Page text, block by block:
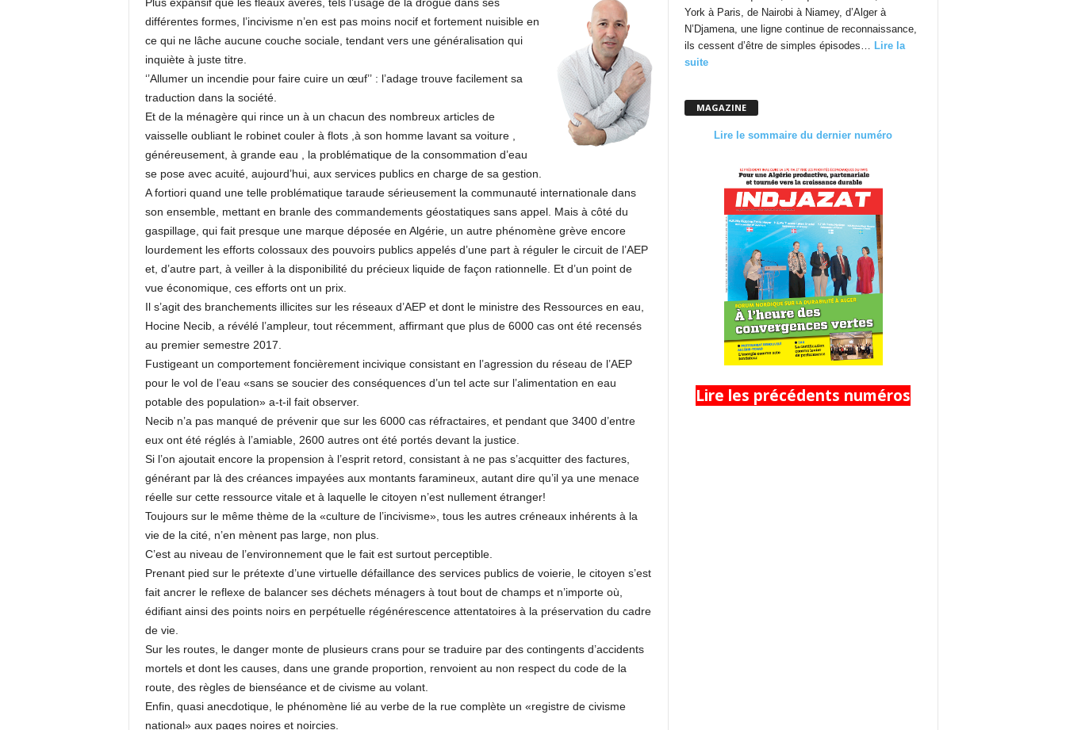
différentes formes, l’incivisme n’en est pas moins nocif et fortement nuisible en
ce qui ne lâche aucune couche sociale, tendant vers une généralisation qui
inquiète à juste titre.
‘’Allumer un incendie pour faire cuire un œuf’’ : l’adage trouve facilement sa
traduction dans la société.
Et de la ménagère qui rince un à un chacun des nombreux articles de
vaisselle oubliant le robinet couler à flots ,à son homme lavant sa voiture ,
généreusement, à grande eau , la problématique de la consommation d’eau
se pose avec acuité, aujourd’hui, aux services publics en charge de sa gestion.
A fortiori quand une telle problématique taraude sérieusement la communauté internationale dans
son ensemble, mettant en branle des commandements géostatiques sans appel. Mais à côté du
gaspillage, qui fait presque une marque déposée en Algérie, un autre phénomène grève encore
lourdement les efforts colossaux des pouvoirs publics appelés d’une part à réguler le circuit de l’AEP
et, d’autre part, à veiller à la disponibilité du précieux liquide de façon rationnelle. Et d’un point de
vue économique, ces efforts ont un prix.
Il s’agit des branchements illicites sur les réseaux d’AEP et dont le ministre des Ressources en eau,
Hocine Necib, a révélé l’ampleur, tout récemment, affirmant que plus de 6000 cas ont été recensés
au premier semestre 2017.
Fustigeant un comportement foncièrement incivique consistant en l’agression du réseau de l’AEP
pour le vol de l’eau «sans se soucier des conséquences d’un tel acte sur l’alimentation en eau
potable des population» a-t-il fait observer.
Necib n’a pas manqué de prévenir que sur les 6000 cas réfractaires, et pendant que 3400 d’entre
eux ont été réglés à l’amiable, 2600 autres ont été portés devant la justice.
Si l’on ajoutait encore la propension à l’esprit retord, consistant à ne pas s’acquitter des factures,
générant par là des créances impayées aux montants faramineux, autant dire qu’il ya une menace
réelle sur cette ressource vitale et à laquelle le citoyen n’est nullement étranger!
Toujours sur le même thème de la «culture de l’incivisme», tous les autres créneaux inhérents à la
vie de la cité, n’en mènent pas large, non plus.
C’est au niveau de l’environnement que le fait est surtout perceptible.
Prenant pied sur le prétexte d’une virtuelle défaillance des services publics de voierie, le citoyen s’est
fait ancrer le reflexe de balancer ses déchets ménagers à tout bout de champs et n’importe où,
édifiant ainsi des points noirs en perpétuelle régénérescence attentatoires à la préservation du cadre
de vie.
Sur les routes, le danger monte de plusieurs crans pour se traduire par des contingents d’accidents
mortels et dont les causes, dans une grande proportion, renvoient au non respect du code de la
route, des règles de bienséance et de civisme au volant.
Enfin, quasi anecdotique, le phénomène lié au verbe de la rue complète un «registre de civisme
national» aux pages noires et noircies.
York à Paris, de Nairobi à Niamey, d’Alger à
N’Djamena, une ligne continue de reconnaissance,
ils cessent d’être de simples épisodes…
Lire la
suite
MAGAZINE
Lire le sommaire du dernier numéro
Lire les précédents numéros